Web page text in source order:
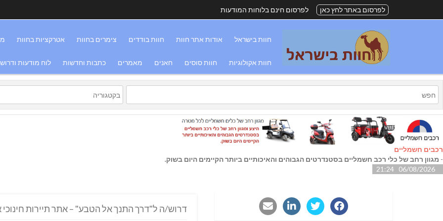
לפרסום באתר לחץ כאן לפרסום חינם בלוחות המודעות
חוות בישראל אודות אתר חוות חוות בודדים צימרים בחוות אטרקציות בחוות
חוות אקולוגיות חוות סוסים חאנים מאמרים כתבות וחדשות לוח מודעות
רכבים חשמליים
- מגוון רחב של כלי רכב חשמליים בסטנדרטים הגבוהים והאיכותיים ביותר הקיימים היום בשוק.
06/08/2026 21:24
דרוש/ה ל"דרך התנך אל הטבע" – אתר תיירות חינוכי